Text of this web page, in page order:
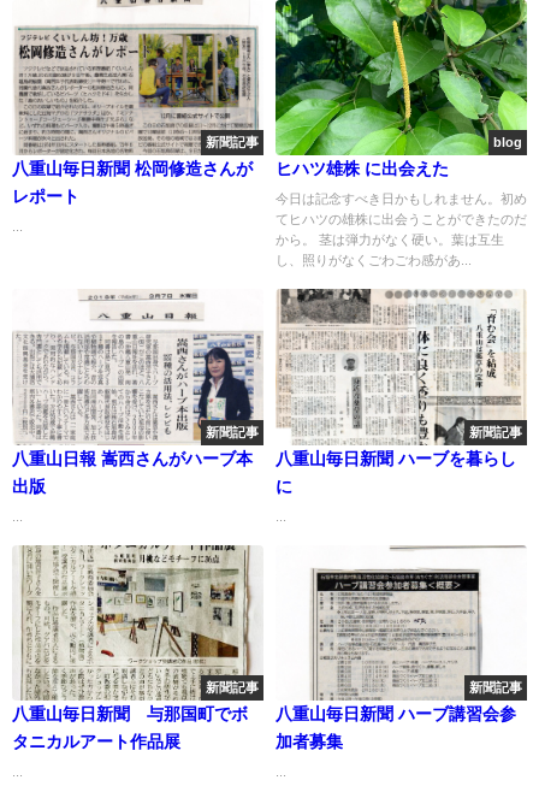
新聞記事
八重山毎日新聞 松岡修造さんが
レポート
...
blog
ヒハツ雄株 に出会えた
今日は記念すべき日かもしれません。初め
てヒハツの雄株に出会うことができたのだ
から。 茎は弾力がなく硬い。葉は互生
し、照りがなくごわごわ感があ...
新聞記事
八重山日報 嵩西さんがハーブ本
出版
新聞記事
八重山毎日新聞 ハーブを暮らし
に
新聞記事
八重山毎日新聞 与那国町でボ
タニカルアート作品展
新聞記事
八重山毎日新聞 ハーブ講習会参
加者募集